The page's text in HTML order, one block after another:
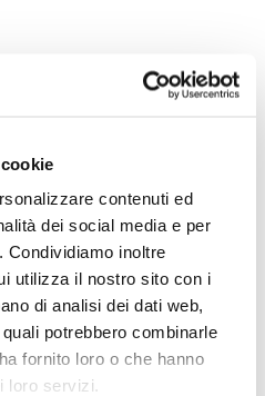
contenuti ed
dei social media e per
Condividiamo inoltre
utilizza il nostro sito con i
di analisi dei dati web,
potrebbero combinarle
fornito loro o che hanno
loro servizi.
smaltimento documenti
a diversi fattori. Il
all-inclusive copre
rilasciata una
distruzionetramite
è certificata UNI-ISO
qualità del servizio) e
di azienda
di dati riservati).